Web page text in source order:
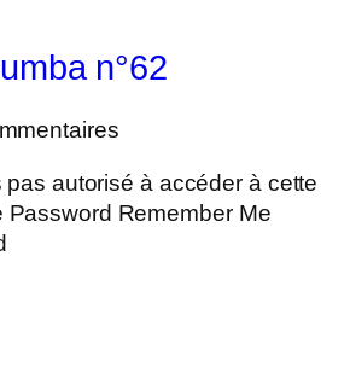
n°62
pas autorisé à accéder à cette
Password Remember Me